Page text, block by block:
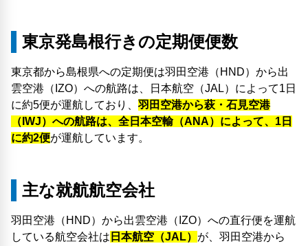
東京発島根行きの定期便便数
東京都から島根県への定期便は羽田空港（HND）から出
雲空港（IZO）への航路は、日本航空（JAL）によって1日
に約5便が運航しており、 羽田空港から萩・石見空港
（IWJ）への航路は、全日本空輸（ANA）によって、1日
に約2便が運航しています。
主な就航航空会社
羽田空港（HND）から出雲空港（IZO）への直行便を運航
している航空会社は 日本航空（JAL） が、羽田空港から